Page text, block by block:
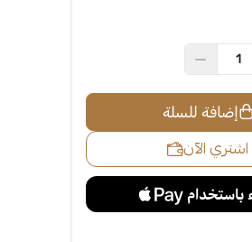
إضافة للسلة
اشتري الآن